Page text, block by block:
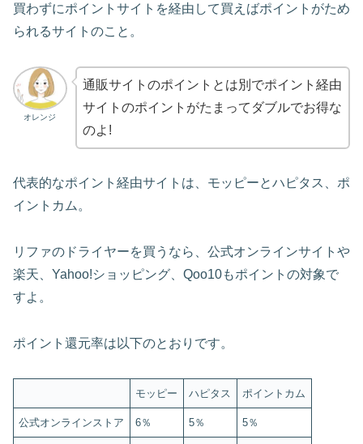
買わずにポイントサイトを経由して買えばポイントがため
られるサイトのこと。
オレンジ
通販サイトのポイントとは別でポイント経由
サイトのポイントがたまってダブルでお得な
のよ!
代表的なポイント経由サイトは、モッピーとハピタス、ポ
イントカム。
リファのドライヤーを買うなら、公式オンラインサイトや
楽天、Yahoo!ショッピング、Qoo10もポイントの対象で
すよ。
ポイント還元率は以下のとおりです。
モッピー ハピタス ポイントカム
公式オンラインストア 6％ 5％ 5％